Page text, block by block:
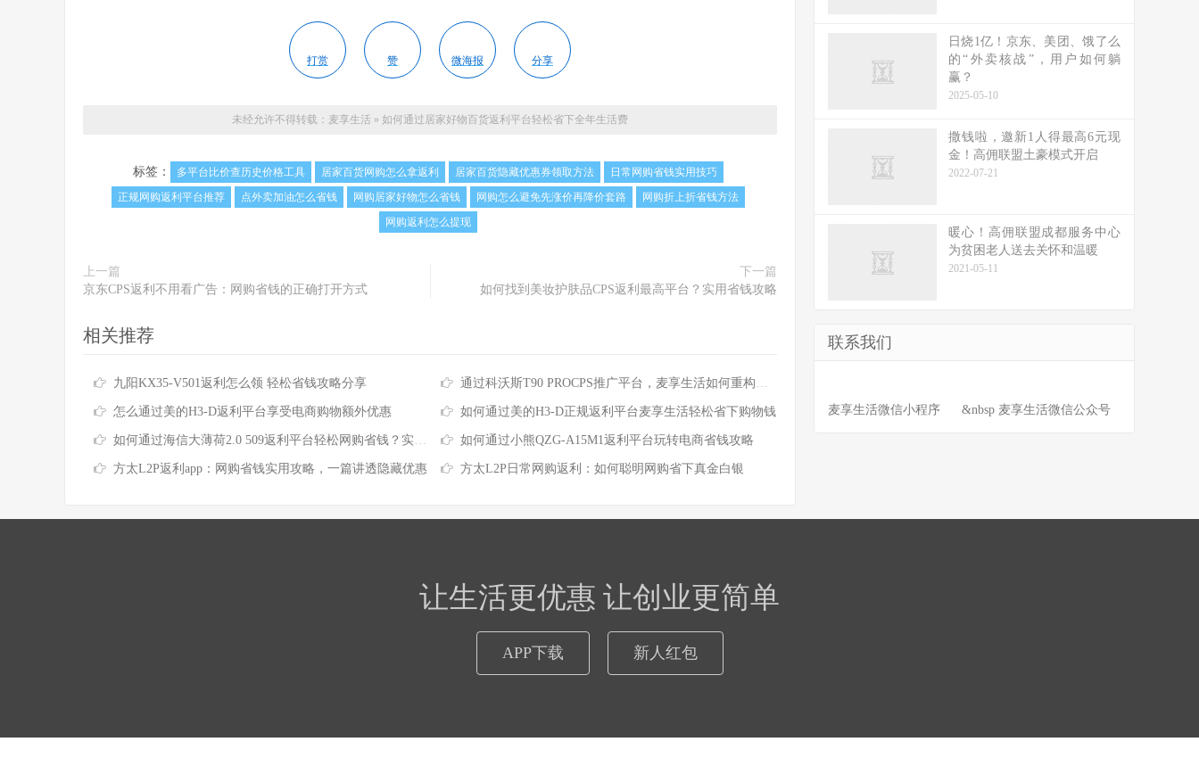
打赏 赞 微海报 分享
未经允许不得转载： 麦享生活 » 如何通过居家好物百货返利平台轻松省下全年生活费
标签： 多平台比价查历史价格工具 居家百货网购怎么拿返利 居家百货隐藏优惠券领取方法
日常网购省钱实用技巧
正规网购返利平台推荐
点外卖加油怎么省钱 网购居家好物怎么省钱 网购怎么避免先涨价再降价套路
网购折上折省钱方法
网购返利怎么提现
上一篇
京东CPS返利不用看广告：网购省钱的正确打开方式
下一篇
如何找到美妆护肤品CPS返利最高平台？实用省钱攻略
相关推荐
九阳KX35-V501返利怎么领 轻松省钱攻略分享 通过科沃斯T90 PROCPS推广平台，麦享生活如何重构网购省钱体验
怎么通过美的H3-D返利平台享受电商购物额外优惠 如何通过美的H3-D正规返利平台麦享生活轻松省下购物钱
如何通过海信大薄荷2.0 509返利平台轻松网购省钱？实用攻略来了 如何通过小熊QZG-A15M1返利平台玩转电商省钱攻略
方太L2P返利app：网购省钱实用攻略，一篇讲透隐藏优惠 方太L2P日常网购返利：如何聪明网购省下真金白银
日烧1亿！京东、美团、饿了么
的“外卖核战”，用户如何躺
赢？
2025-05-10
撒钱啦，邀新1人得最高6元现
金！高佣联盟土豪模式开启
2022-07-21
暖心！高佣联盟成都服务中心
为贫困老人送去关怀和温暖
2021-05-11
联系我们
麦享生活微信小程序 &nbsp 麦享生活微信公众号
让生活更优惠 让创业更简单
APP下载 新人红包